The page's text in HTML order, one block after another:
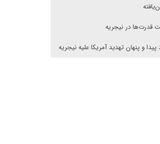
قدرت‌ها در نیجریه
پیدا و پنهان تهدید آمریکا علیه نیجریه